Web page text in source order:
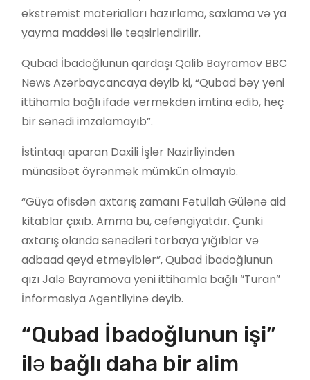
ekstremist materialları hazırlama, saxlama və ya
yayma maddəsi ilə təqsirləndirilir.
Qubad İbadoğlunun qardaşı Qalib Bayramov BBC
News Azərbaycancaya deyib ki, “Qubad bəy yeni
ittihamla bağlı ifadə verməkdən imtina edib, heç
bir sənədi imzalamayıb”.
İstintaqı aparan Daxili İşlər Nazirliyindən
münasibət öyrənmək mümkün olmayıb.
“Güya ofisdən axtarış zamanı Fətullah Gülənə aid
kitablar çıxıb. Amma bu, cəfəngiyatdır. Çünki
axtarış olanda sənədləri torbaya yığıblar və
adbaad qeyd etməyiblər”, Qubad İbadoğlunun
qızı Jalə Bayramova yeni ittihamla bağlı “Turan”
İnformasiya Agentliyinə deyib.
“Qubad İbadoğlunun işi”
ilə bağlı daha bir alim